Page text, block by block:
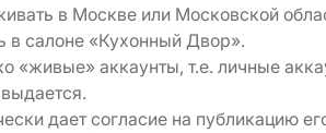
в Москве или Московской
в салоне «Кухонный Двор».
«живые» аккаунты, т.е. личные
дает согласие на публикацию